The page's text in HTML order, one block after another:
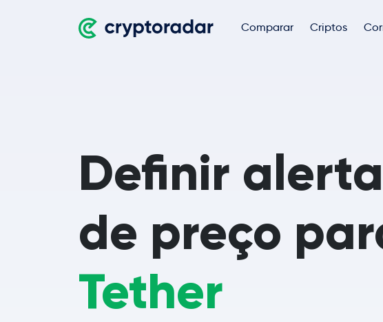
Comparar Criptos
Definir
de preço
Tether